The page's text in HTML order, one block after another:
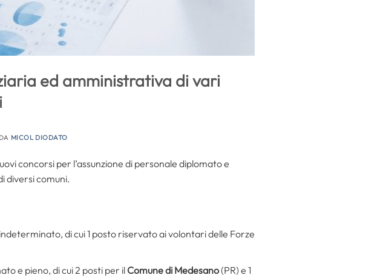
ed amministrativa di vari
DA MICOL DIODATO
concorsi per l’assunzione di personale diplomato e
diversi comuni.
di cui 1 posto riservato ai volontari delle Forze
e pieno, di cui 2 posti per il Comune di Medesano(PR) e 1